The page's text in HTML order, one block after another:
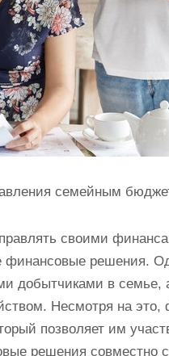
семейным
своими
финансовые решения.
добытчиками в семье,
Несмотря на это,
позволяет им
решения совместно